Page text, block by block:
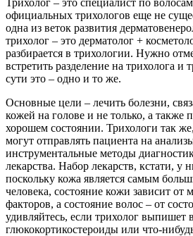
официальных трихологов еще не
одна из веток развития
трихолог – это дерматолог +
разбирается в трихологии. Нужно
встретить разделение на трихолога и
сути это – одно и то же.
Основные цели – лечить болезни,
кожей на голове и не только, а также
хорошем состоянии. Трихологи так
могут отправлять пациента на
инструментальные методы
лекарства. Набор лекарств, кстати, у
поскольку кожа является самым
человека, состояние кожи зависит от
факторов, а состояние волос – от
удивляйтесь, если трихолог выпишет
глюкокортикостероиды или что-